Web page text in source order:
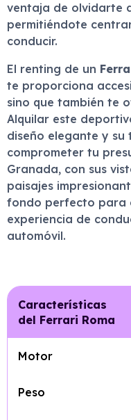
ventaja de olvidarte
permitiéndote
conducir.
El renting de un
te proporciona
sino que también te
Alquilar este
diseño elegante y
comprometer tu
Granada, con sus
paisajes
fondo perfecto para
experiencia de
automóvil.
Características
del Ferrari Roma
Motor
Peso